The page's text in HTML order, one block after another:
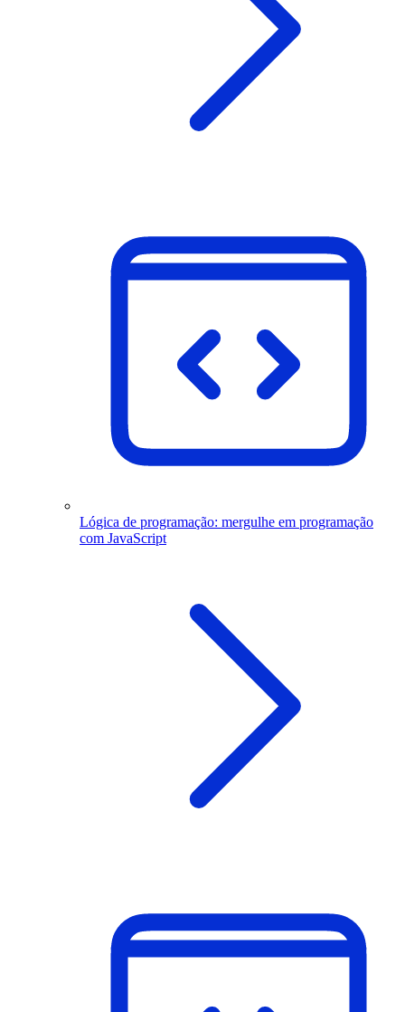
Lógica de programação: mergulhe em programação
com JavaScript